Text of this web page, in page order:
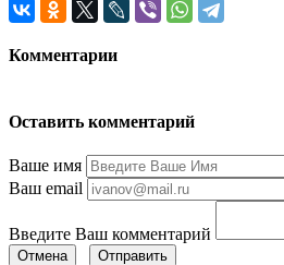
Комментарии
Оставить комментарий
Ваше имя
Ваш email
Введите Ваш комментарий
Отмена Отправить